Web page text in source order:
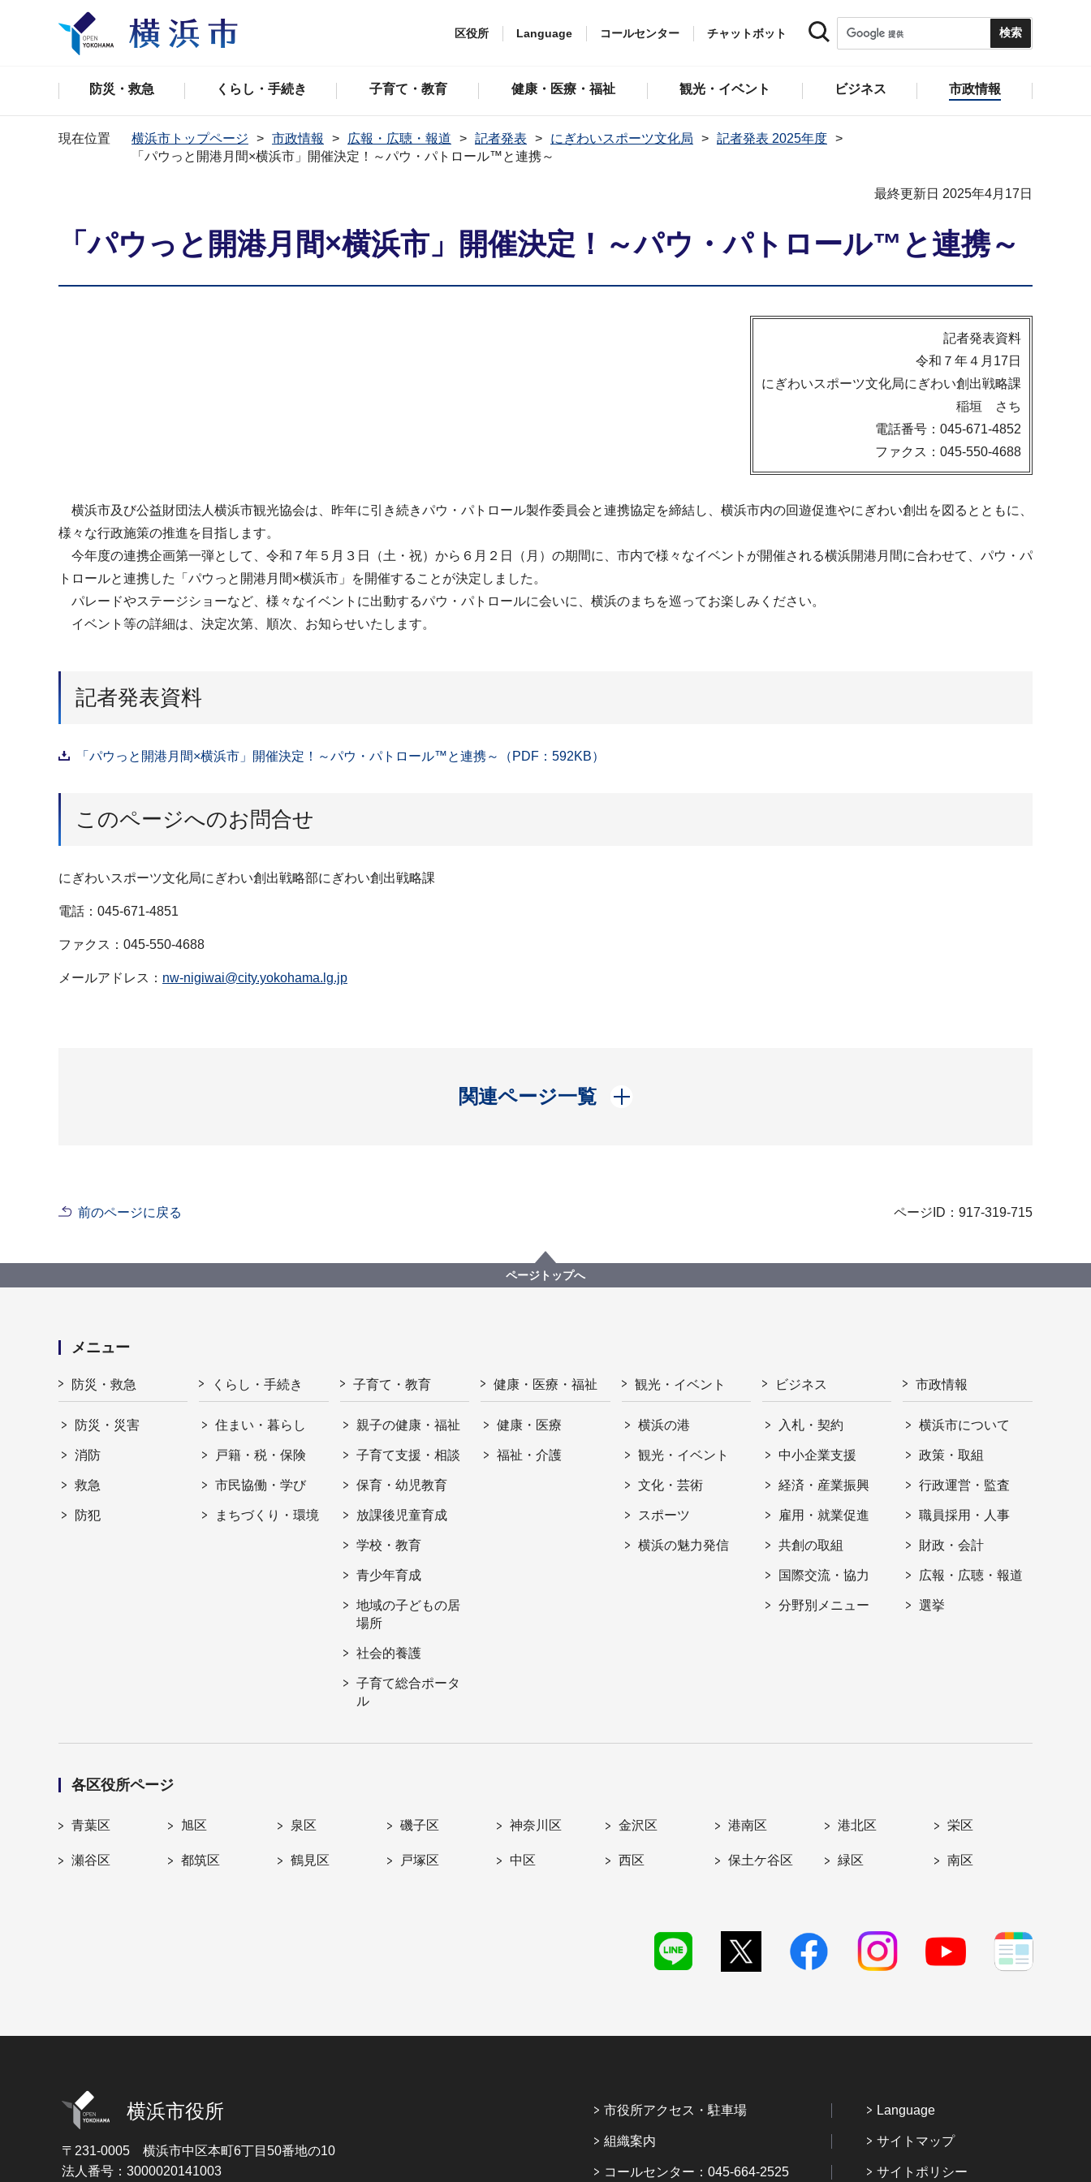
区役所 Language コールセンター チャットボット
防災・救急 くらし・手続き 子育て・教育 健康・医療・福祉 観光・イベント ビジネス 市政情報
現在位置 横浜市トップページ 市政情報 広報・広聴・報道 記者発表 にぎわいスポーツ文化局
記者発表 2025年度
「パウっと開港月間×横浜市」開催決定！～パウ・パトロール™と連携～
最終更新日 2025年4月17日
「パウっと開港月間×横浜市」開催決定！～パウ・パトロール™と連携～
記者発表資料
令和７年４月17日
にぎわいスポーツ文化局にぎわい創出戦略課
稲垣 さち
電話番号：045-671-4852
ファクス：045-550-4688
横浜市及び公益財団法人横浜市観光協会は、昨年に引き続きパウ・パトロール製作委員会と連携協定を締結し、横浜市内の回遊促進やにぎわい創出を図るとともに、
様々な行政施策の推進を目指します。
今年度の連携企画第一弾として、令和７年５月３日（土・祝）から６月２日（月）の期間に、市内で様々なイベントが開催される横浜開港月間に合わせて、パウ・パ
トロールと連携した「パウっと開港月間×横浜市」を開催することが決定しました。
パレードやステージショーなど、様々なイベントに出動するパウ・パトロールに会いに、横浜のまちを巡ってお楽しみください。
イベント等の詳細は、決定次第、順次、お知らせいたします。
記者発表資料
「パウっと開港月間×横浜市」開催決定！～パウ・パトロール™と連携～（PDF：592KB）
このページへのお問合せ
にぎわいスポーツ文化局にぎわい創出戦略部にぎわい創出戦略課
電話：045-671-4851
ファクス：045-550-4688
メールアドレス： nw-nigiwai@city.yokohama.lg.jp
関連ページ一覧
開く
前のページに戻る ページID：917-319-715
ページトップへ
メニュー
防災・救急
防災・災害
消防
救急
防犯
くらし・手続き
住まい・暮らし
戸籍・税・保険
市民協働・学び
まちづくり・環境
子育て・教育
親子の健康・福祉
子育て支援・相談
保育・幼児教育
放課後児童育成
学校・教育
青少年育成
地域の子どもの居
場所
社会的養護
子育て総合ポータ
ル
健康・医療・福祉
健康・医療
福祉・介護
観光・イベント
横浜の港
観光・イベント
文化・芸術
スポーツ
横浜の魅力発信
ビジネス
入札・契約
中小企業支援
経済・産業振興
雇用・就業促進
共創の取組
国際交流・協力
分野別メニュー
市政情報
横浜市について
政策・取組
行政運営・監査
職員採用・人事
財政・会計
広報・広聴・報道
選挙
各区役所ページ
青葉区 旭区 泉区 磯子区 神奈川区 金沢区 港南区 港北区 栄区
瀬谷区 都筑区 鶴見区 戸塚区 中区 西区 保土ケ谷区 緑区 南区
横浜市役所
〒231-0005 横浜市中区本町6丁目50番地の10
法人番号：3000020141003
市役所アクセス・駐車場
組織案内
コールセンター：045-664-2525
Language
サイトマップ
サイトポリシー